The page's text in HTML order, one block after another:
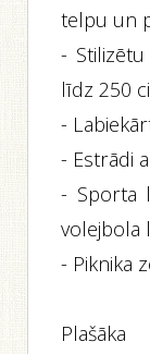
telpu un
-
līdz 250
-
- Estrādi
- Sporta
volejbola
- Piknika